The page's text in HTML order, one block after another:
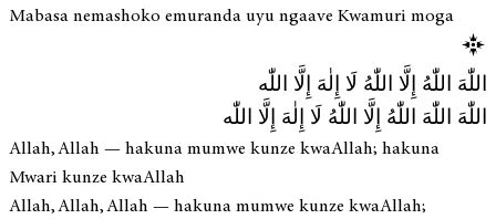
Mabasa nemashoko emuranda uyu ngaave Kwamuri moga
اللّٰهَ اللّٰهُ إِلَّا اللّٰهُ لَا إِلٰهَ إِلَّا اللّٰه
اللّٰهَ اللّٰهَ اللّٰهُ إِلَّا اللّٰهُ لَا إِلٰهَ إِلَّا اللّٰه
Allah, Allah — hakuna mumwe kunze kwaAllah; hakuna
Mwari kunze kwaAllah
Allah, Allah, Allah — hakuna mumwe kunze kwaAllah;